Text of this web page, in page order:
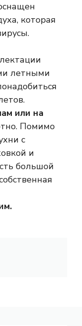
которая
летными
или на
Помимо
с
и
большой